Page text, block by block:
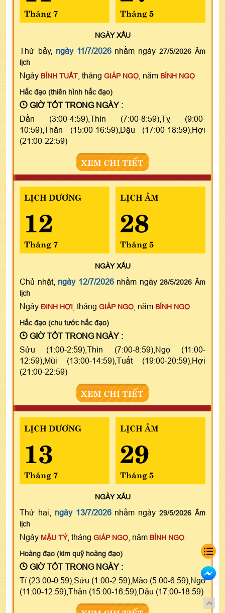
Tháng 7 Tháng 5
NGÀYXẤU
Thứ bảy, ngày 11/7/2026nhằm ngày27/5/2026 Âm
lịch
Ngày BÍNH TUẤT , tháng GIÁP NGỌ , năm BÍNH NGỌ
Hắc đạo (thiên hình hắc đạo)
GIỜ TỐT TRONG NGÀY :
Dần (3:00-4:59),Thìn (7:00-8:59),Tỵ (9:00-
10:59),Thân (15:00-16:59),Dậu (17:00-18:59),Hợi
(21:00-22:59)
XEM CHI TIẾT
LỊCH DƯƠNG
12
Tháng 7
LỊCH ÂM
28
Tháng 5
NGÀYXẤU
Chủ nhật, ngày 12/7/2026nhằm ngày28/5/2026 Âm
lịch
Ngày ĐINH HỢI , tháng GIÁP NGỌ , năm BÍNH NGỌ
Hắc đạo (chu tước hắc đạo)
GIỜ TỐT TRONG NGÀY :
Sửu (1:00-2:59),Thìn (7:00-8:59),Ngọ (11:00-
12:59),Mùi (13:00-14:59),Tuất (19:00-20:59),Hợi
(21:00-22:59)
XEM CHI TIẾT
LỊCH DƯƠNG
13
Tháng 7
LỊCH ÂM
29
Tháng 5
NGÀYXẤU
Thứ hai, ngày 13/7/2026nhằm ngày29/5/2026 Âm
lịch
Ngày MẬU TÝ, tháng GIÁP NGỌ , năm BÍNH NGỌ
Hoàng đạo (kim quỹ hoàng đạo)
GIỜ TỐT TRONG NGÀY :
Tí (23:00-0:59),Sửu (1:00-2:59),Mão (5:00-6:59),Ngọ
(11:00-12:59),Thân (15:00-16:59),Dậu (17:00-18:59)